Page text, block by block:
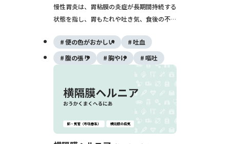
慢性胃炎は、胃粘膜の炎症が長期間持続する
状態を指し、胃もたれや吐き気、食後の不快
主な原因はピロリ菌感染や長期的な薬剤、ス
トレスなどで、胃粘膜の萎縮や腸上皮化生を
伴うこともあります。症状が乏しいこともあ
要に応じた治療が重要です。
便の色がおかしい
吐血
腹の張り
胸やけ 嘔吐